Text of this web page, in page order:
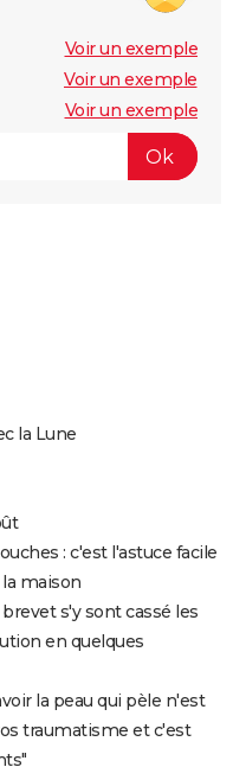
Voir un exemple
Voir un exemple
Voir un exemple
la Lune
: c'est l'astuce facile
maison
s'y sont cassé les
en quelques
la peau qui pèle n'est
traumatisme et c'est